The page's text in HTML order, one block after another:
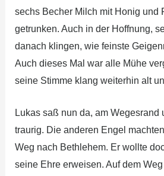
sechs Becher Milch mit Honig und
getrunken. Auch in der Hoffnung,
danach klingen, wie feinste
Auch dieses Mal war alle Mühe
seine Stimme klang weiterhin alt
Lukas saß nun da, am Wegesrand
traurig. Die anderen Engel
Weg nach Bethlehem. Er wollte
seine Ehre erweisen. Auf dem